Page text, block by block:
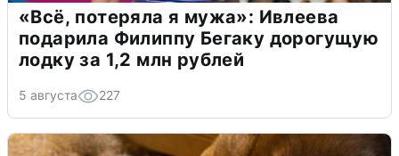
«Всё, потеряла я мужа»: Ивлеева
подарила Филиппу Бегаку дорогущую
лодку за 1,2 млн рублей
5 августа 227